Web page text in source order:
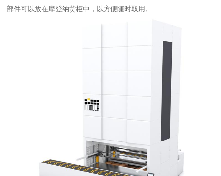
部件可以放在摩登纳货柜中，以方便随时取用。